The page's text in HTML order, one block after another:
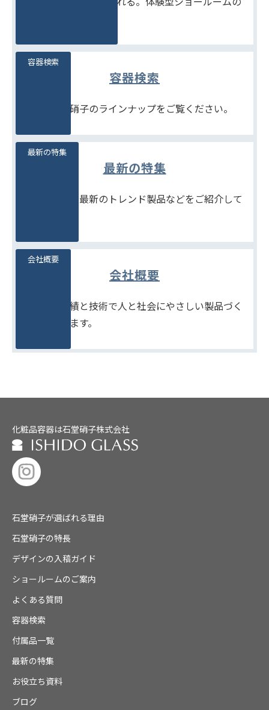
容器検索
豊富な石堂硝子のラインナップをご覧ください。
容器検索
最新の特集
季節商品や、最新のトレンド製品などをご紹介して
最新の特集
会社概要
たしかな実績と技術で人と社会にやさしい製品づく
りをめざします。
会社概要
化粧品容器は石堂硝子株式会社
石堂硝子が選ばれる理由
石堂硝子の特長
デザインの入稿ガイド
ショールームのご案内
よくある質問
容器検索
付属品一覧
最新の特集
お役立ち資料
ブログ